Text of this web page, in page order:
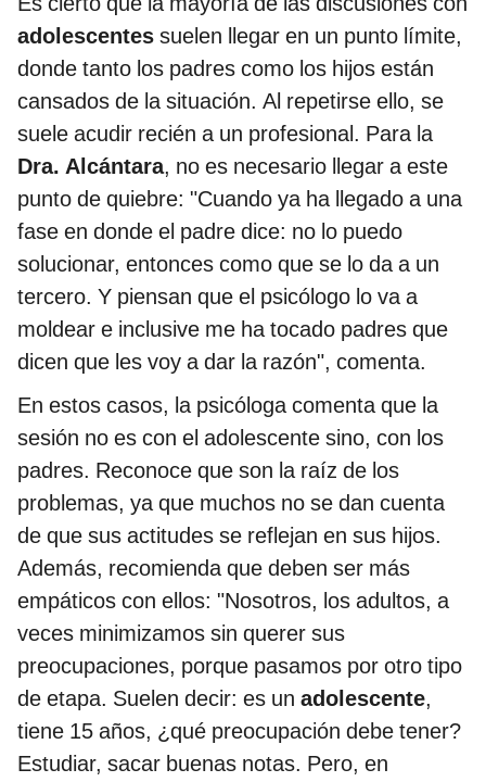
adolescentes suelen llegar en un punto límite,
donde tanto los padres como los hijos están
cansados de la situación. Al repetirse ello, se
suele acudir recién a un profesional. Para la
Dra. Alcántara, no es necesario llegar a este
punto de quiebre: "Cuando ya ha llegado a una
fase en donde el padre dice: no lo puedo
solucionar, entonces como que se lo da a un
tercero. Y piensan que el psicólogo lo va a
moldear e inclusive me ha tocado padres que
dicen que les voy a dar la razón", comenta.
En estos casos, la psicóloga comenta que la
sesión no es con el adolescente sino, con los
padres. Reconoce que son la raíz de los
problemas, ya que muchos no se dan cuenta
de que sus actitudes se reflejan en sus hijos.
Además, recomienda que deben ser más
empáticos con ellos: "Nosotros, los adultos, a
veces minimizamos sin querer sus
preocupaciones, porque pasamos por otro tipo
de etapa. Suelen decir: es un adolescente,
tiene 15 años, ¿qué preocupación debe tener?
Estudiar, sacar buenas notas. Pero, en